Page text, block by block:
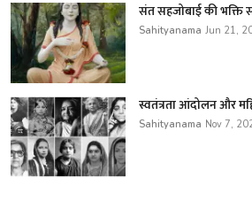
संत सहजोबाई की भक्ति
Sahityanama Jun 21,
स्वतंत्रता आंदोलन और
Sahityanama Nov 7,